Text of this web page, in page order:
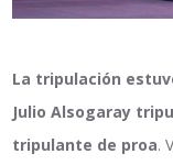
La tripulación
Julio Alsogaray
tripulante de proa.